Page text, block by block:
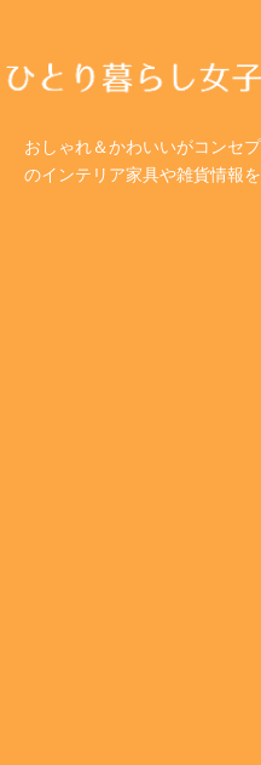
おしゃれ＆かわいいがコンセ
のインテリア家具や雑貨情報を